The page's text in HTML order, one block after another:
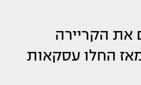
את הקריירה
החלו עסקאות